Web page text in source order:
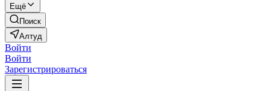
Ещё
Поиск
Алтуд
Войти
Войти
Зарегистрироваться